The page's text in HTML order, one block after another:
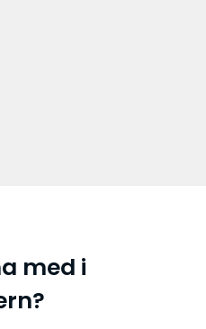
med i